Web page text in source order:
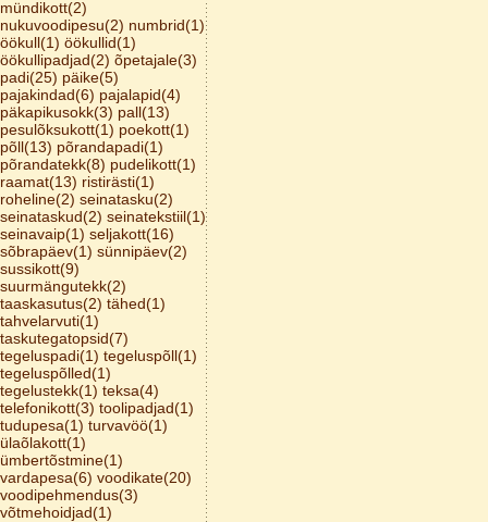
mündikott(2)
nukuvoodipesu(2) numbrid(1)
öökull(1) öökullid(1)
öökullipadjad(2) õpetajale(3)
padi(25) päike(5)
pajakindad(6) pajalapid(4)
päkapikusokk(3) pall(13)
pesulõksukott(1) poekott(1)
põll(13) põrandapadi(1)
põrandatekk(8) pudelikott(1)
raamat(13) ristirästi(1)
roheline(2) seinatasku(2)
seinataskud(2) seinatekstiil(1)
seinavaip(1) seljakott(16)
sõbrapäev(1) sünnipäev(2)
sussikott(9)
suurmängutekk(2)
taaskasutus(2) tähed(1)
tahvelarvuti(1)
taskutegatopsid(7)
tegeluspadi(1) tegeluspõll(1)
tegeluspõlled(1)
tegelustekk(1) teksa(4)
telefonikott(3) toolipadjad(1)
tudupesa(1) turvavöö(1)
ülaõlakott(1)
ümbertõstmine(1)
vardapesa(6) voodikate(20)
voodipehmendus(3)
võtmehoidjad(1)